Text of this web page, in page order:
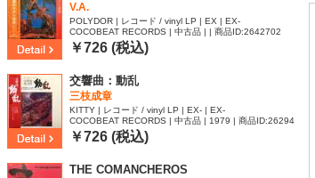
V.A.
POLYDOR | レコード / vinyl LP | EX | EX-
COCOBEAT RECORDS | 中古品 | | 商品ID:2642702
￥726 (税込)
交響曲：動乱
三枝成章
KITTY | レコード / vinyl LP | EX- | EX-
COCOBEAT RECORDS | 中古品 | 1979 | 商品ID:26294
52
￥726 (税込)
THE COMANCHEROS